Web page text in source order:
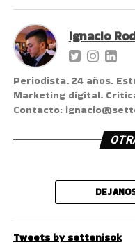
Ignacio
Periodista. 24 años.
Marketing digital.
Contacto:
Tweets by settenisok